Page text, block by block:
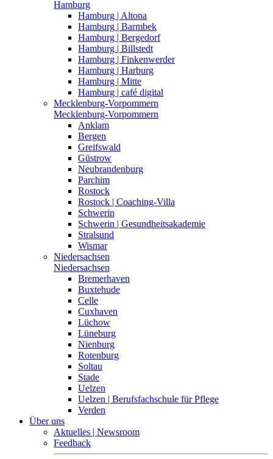
Hamburg
Hamburg | Altona
Hamburg | Barmbek
Hamburg | Bergedorf
Hamburg | Billstedt
Hamburg | Finkenwerder
Hamburg | Harburg
Hamburg | Mitte
Hamburg | café digital
Mecklenburg-Vorpommern
Mecklenburg-Vorpommern
Anklam
Bergen
Greifswald
Güstrow
Neubrandenburg
Parchim
Rostock
Rostock | Coaching-Villa
Schwerin
Schwerin | Gesundheitsakademie
Stralsund
Wismar
Niedersachsen
Niedersachsen
Bremerhaven
Buxtehude
Celle
Cuxhaven
Lüchow
Lüneburg
Nienburg
Rotenburg
Soltau
Stade
Uelzen
Uelzen | Berufsfachschule für Pflege
Verden
Über uns
Aktuelles | Newsroom
Feedback